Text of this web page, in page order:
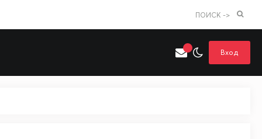
ПОИСК ->
Вход